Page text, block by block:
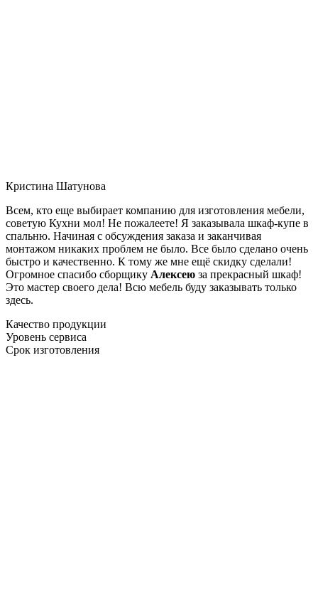
Кристина Шатунова
Всем, кто еще выбирает компанию для изготовления мебели,
советую Кухни мол! Не пожалеете! Я заказывала шкаф-купе в
спальню. Начиная с обсуждения заказа и заканчивая
монтажом никаких проблем не было. Все было сделано очень
быстро и качественно. К тому же мне ещё скидку сделали!
Огромное спасибо сборщику Алексею за прекрасный шкаф!
Это мастер своего дела! Всю мебель буду заказывать только
здесь.
Качество продукции
Уровень сервиса
Срок изготовления